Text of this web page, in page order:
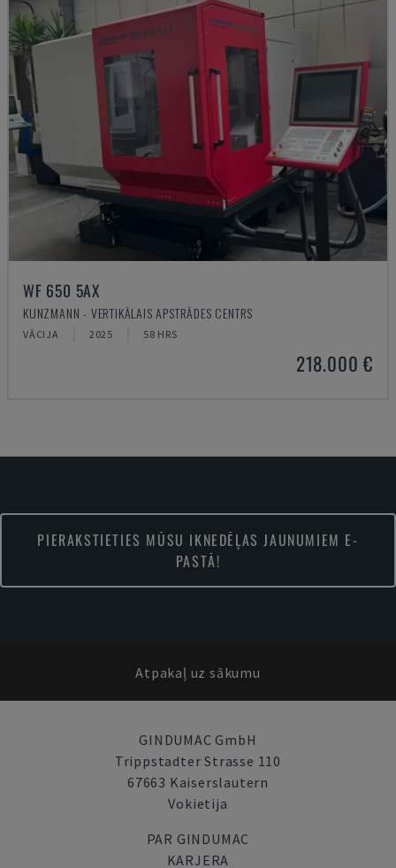
WF 650 5AX
KUNZMANN - VERTIKĀLAIS APSTRĀDES CENTRS
VĀCIJA 2025 58 HRS
218.000 €
PIERAKSTIETIES MŪSU IKNEDĒĻAS JAUNUMIEM E-
PASTĀ!
Atpakaļ uz sākumu
GINDUMAC GmbH
Trippstadter Strasse 110
67663 Kaiserslautern
Vokietija
PAR GINDUMAC
KARJERA